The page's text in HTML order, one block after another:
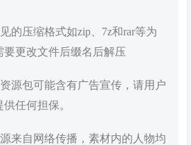
的压缩格式如zip、7z和rar等为
要更改文件后缀名后解压
源包可能含有广告宣传，请用户
任何担保。
来自网络传播，素材内的人物均